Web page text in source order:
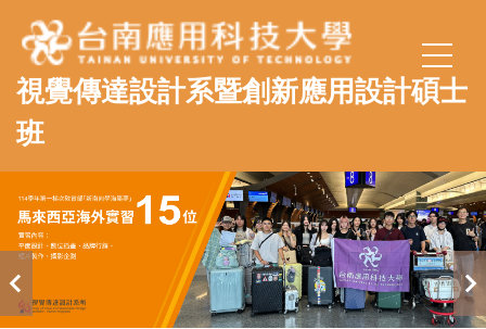
到
要
內
容
區
視覺傳達設計系暨創新應用設計碩士
班